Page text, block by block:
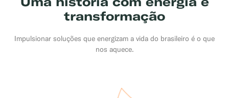
transformação
Impulsionar soluções que energizam a vida do brasileiro é o que
nos aquece.